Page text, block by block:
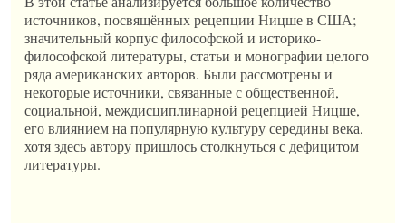
источников, посвящённых рецепции Ницше в США;
значительный корпус философской и историко-
философской литературы, статьи и монографии целого
ряда американских авторов. Были рассмотрены и
некоторые источники, связанные с общественной,
социальной, междисциплинарной рецепцией Ницше,
его влиянием на популярную культуру середины века,
хотя здесь автору пришлось столкнуться с дефицитом
литературы.